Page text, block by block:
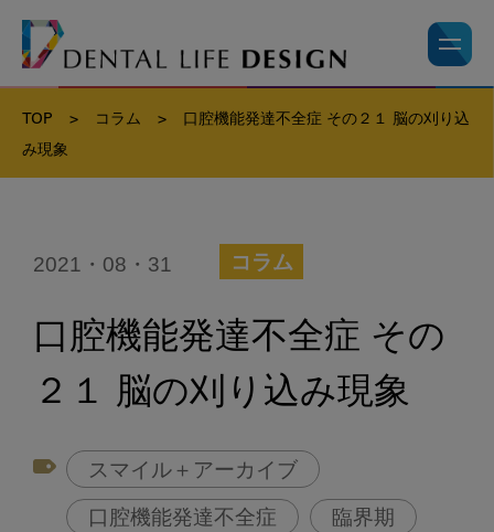
TOP > コラム >
口腔機能発達不全症 その２１ 脳の刈り込
み現象
2021・08・31 コラム
口腔機能発達不全症 その
２１ 脳の刈り込み現象
スマイル＋アーカイブ
口腔機能発達不全症 臨界期